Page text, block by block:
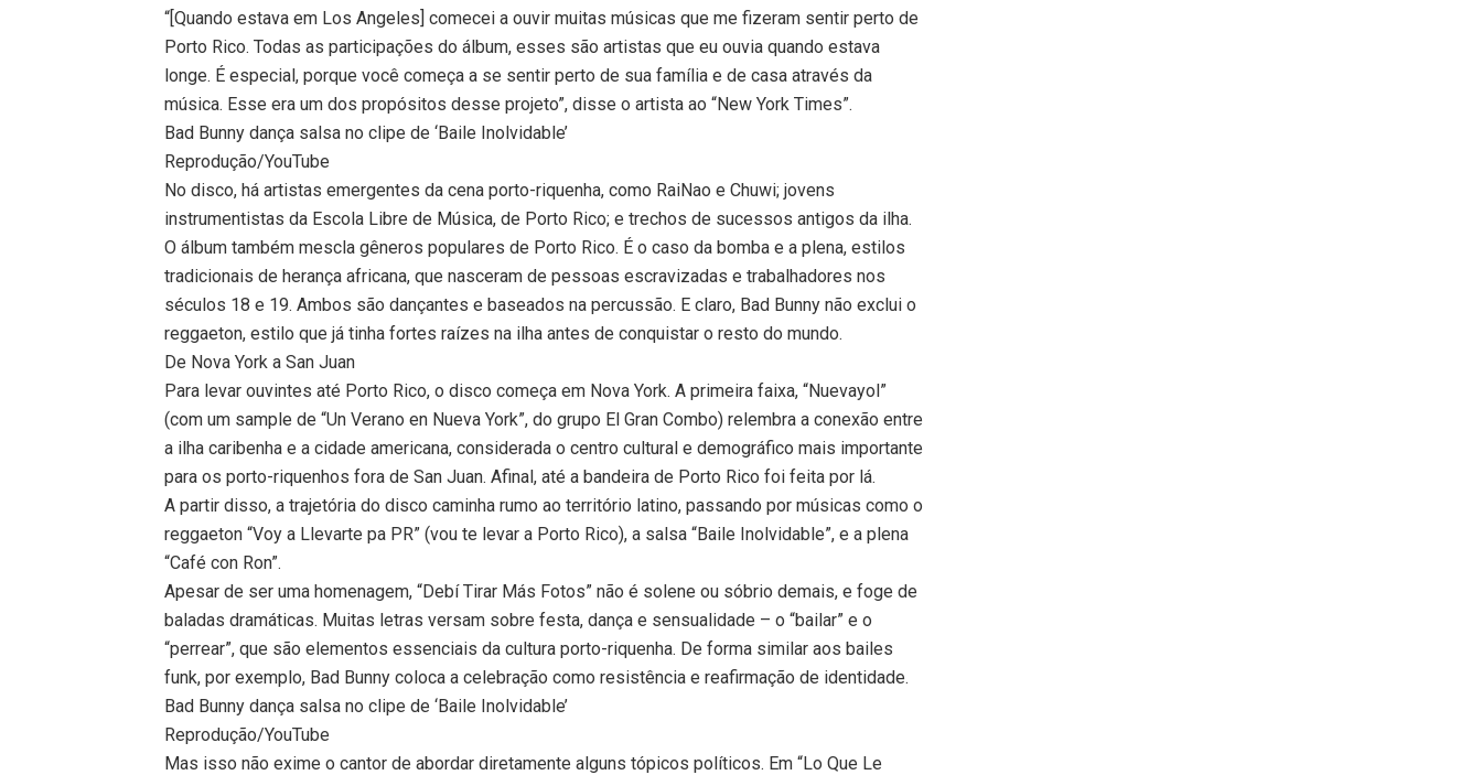
“[Quando estava em Los Angeles] comecei a ouvir muitas músicas que me fizeram sentir perto de
Porto Rico. Todas as participações do álbum, esses são artistas que eu ouvia quando estava
longe. É especial, porque você começa a se sentir perto de sua família e de casa através da
música. Esse era um dos propósitos desse projeto”, disse o artista ao “New York Times”.
Bad Bunny dança salsa no clipe de ‘Baile Inolvidable’
Reprodução/YouTube
No disco, há artistas emergentes da cena porto-riquenha, como RaiNao e Chuwi; jovens
instrumentistas da Escola Libre de Música, de Porto Rico; e trechos de sucessos antigos da ilha.
O álbum também mescla gêneros populares de Porto Rico. É o caso da bomba e a plena, estilos
tradicionais de herança africana, que nasceram de pessoas escravizadas e trabalhadores nos
séculos 18 e 19. Ambos são dançantes e baseados na percussão. E claro, Bad Bunny não exclui o
reggaeton, estilo que já tinha fortes raízes na ilha antes de conquistar o resto do mundo.
De Nova York a San Juan
Para levar ouvintes até Porto Rico, o disco começa em Nova York. A primeira faixa, “Nuevayol”
(com um sample de “Un Verano en Nueva York”, do grupo El Gran Combo) relembra a conexão entre
a ilha caribenha e a cidade americana, considerada o centro cultural e demográfico mais importante
para os porto-riquenhos fora de San Juan. Afinal, até a bandeira de Porto Rico foi feita por lá.
A partir disso, a trajetória do disco caminha rumo ao território latino, passando por músicas como o
reggaeton “Voy a Llevarte pa PR” (vou te levar a Porto Rico), a salsa “Baile Inolvidable”, e a plena
“Café con Ron”.
Apesar de ser uma homenagem, “Debí Tirar Más Fotos” não é solene ou sóbrio demais, e foge de
baladas dramáticas. Muitas letras versam sobre festa, dança e sensualidade – o “bailar” e o
“perrear”, que são elementos essenciais da cultura porto-riquenha. De forma similar aos bailes
funk, por exemplo, Bad Bunny coloca a celebração como resistência e reafirmação de identidade.
Bad Bunny dança salsa no clipe de ‘Baile Inolvidable’
Reprodução/YouTube
Mas isso não exime o cantor de abordar diretamente alguns tópicos políticos. Em “Lo Que Le